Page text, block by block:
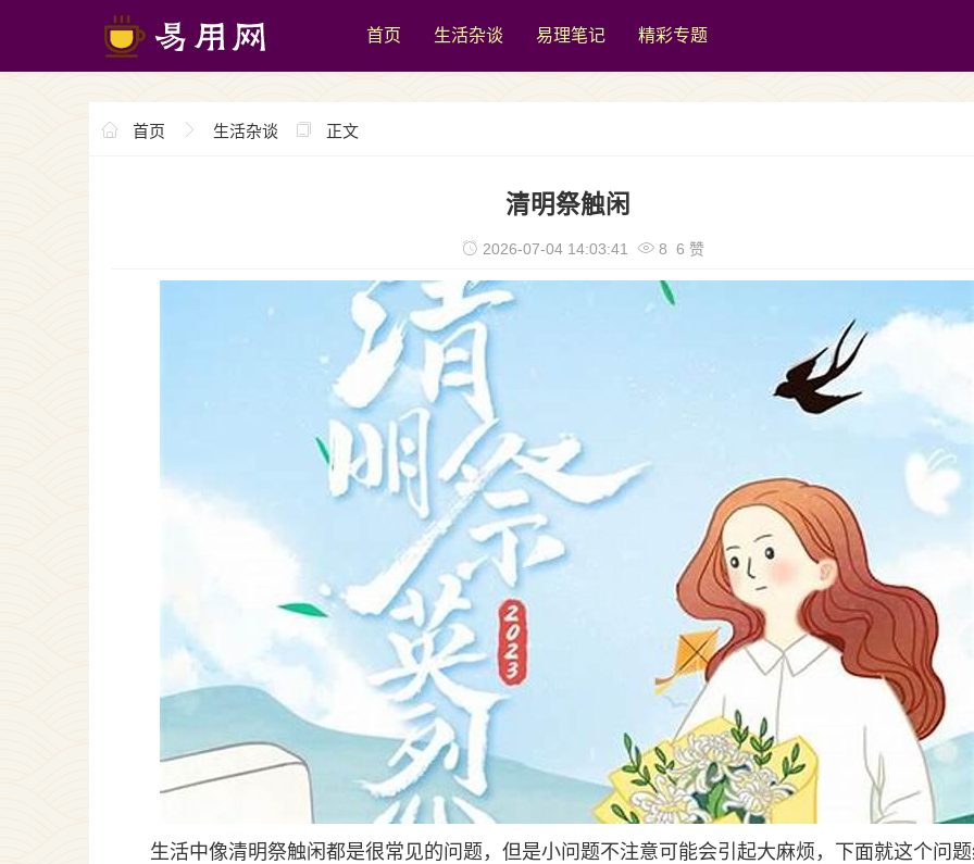
首页 生活杂谈 易理笔记 精彩专题
首页 生活杂谈 正文
清明祭触闲
2026-07-04 14:03:41 8 6 赞
生活中像清明祭触闲都是很常见的问题，但是小问题不注意可能会引起大麻烦，下面就这个问